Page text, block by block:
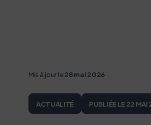
Mis à jour le28 mai 2026
ACTUALITÉ PUBLIÉE LE 22